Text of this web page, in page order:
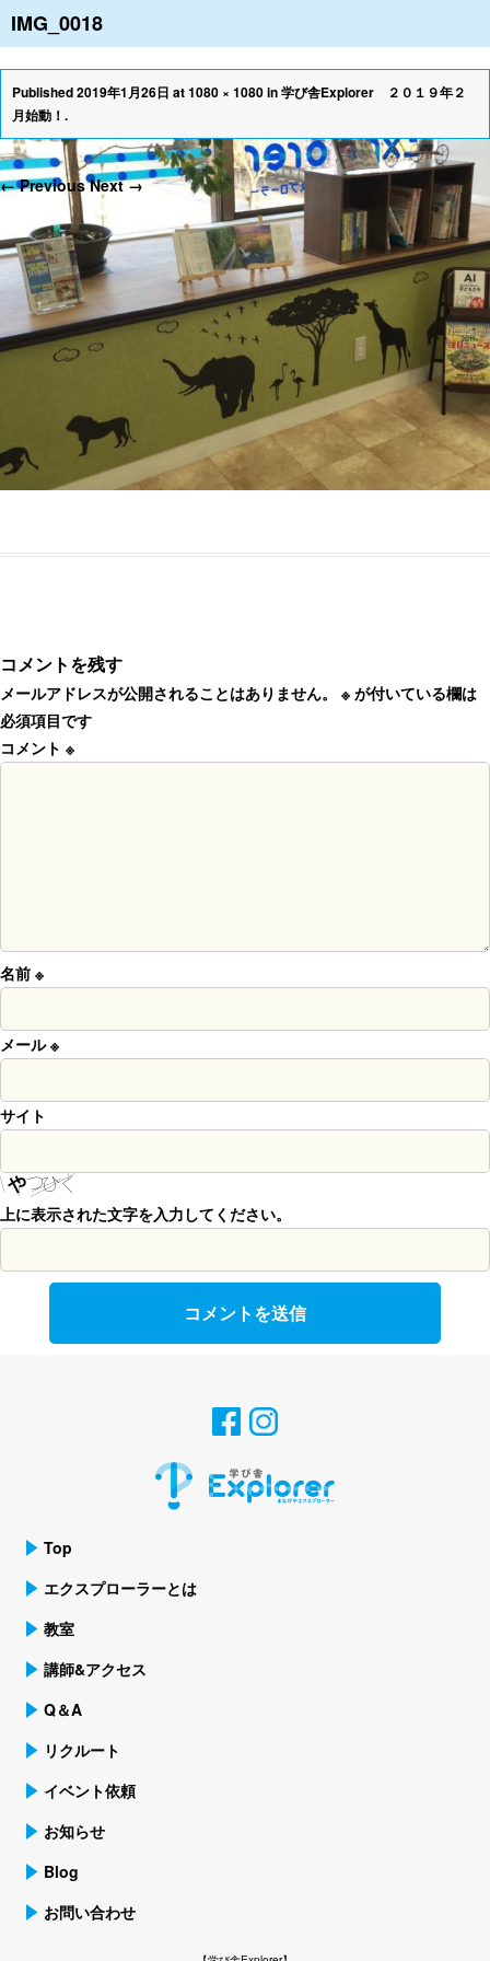
IMG_0018
Published2019年1月26日 at1080 × 1080in学び舎Explorer ２０１９年２
月始動！ .
← Previous Next →
コメントを残す
メールアドレスが公開されることはありません。 ※ が付いている欄は
必須項目です
コメント ※
名前 ※
メール※
サイト
上に表示された文字を入力してください。
Top
エクスプローラーとは
教室
講師&アクセス
Q＆A
リクルート
イベント依頼
お知らせ
Blog
お問い合わせ